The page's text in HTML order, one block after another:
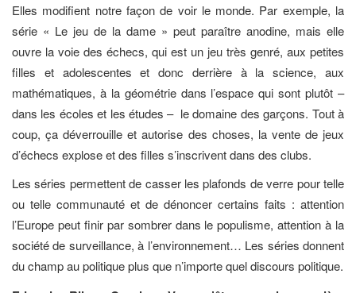
Elles modifient notre façon de voir le monde. Par exemple, la
série « Le jeu de la dame » peut paraître anodine, mais elle
ouvre la voie des échecs, qui est un jeu très genré, aux petites
filles et adolescentes et donc derrière à la science, aux
mathématiques, à la géométrie dans l’espace qui sont plutôt –
dans les écoles et les études – le domaine des garçons. Tout à
coup, ça déverrouille et autorise des choses, la vente de jeux
d’échecs explose et des filles s’inscrivent dans des clubs.
Les séries permettent de casser les plafonds de verre pour telle
ou telle communauté et de dénoncer certains faits : attention
l’Europe peut finir par sombrer dans le populisme, attention à la
société de surveillance, à l’environnement… Les séries donnent
du champ au politique plus que n’importe quel discours politique.